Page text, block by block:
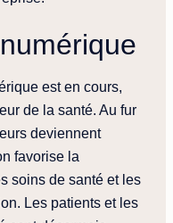
est en cours,
de la santé. Au fur
deviennent
favorise la
soins de santé et les
Les patients et les